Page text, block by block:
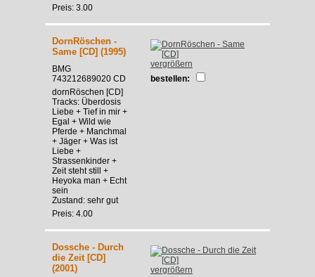
Preis: 3.00
DornRöschen -
Same [CD] (1995)
BMG
743212689020 CD
dornRöschen [CD]
Tracks: Überdosis
Liebe + Tief in mir +
Egal + Wild wie
Pferde + Manchmal
+ Jäger + Was ist
Liebe +
Strassenkinder +
Zeit steht still +
Heyoka man + Echt
sein
Zustand: sehr gut
Preis: 4.00
vergrößern
bestellen:
Dossche - Durch
die Zeit [CD]
(2001)
vergrößern